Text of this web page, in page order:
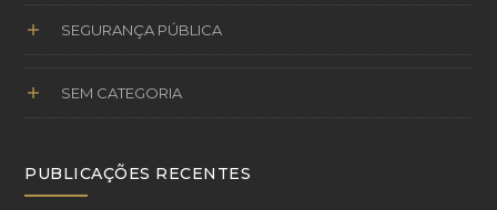
SEGURANÇA PÚBLICA
SEM CATEGORIA
PUBLICAÇÕES RECENTES